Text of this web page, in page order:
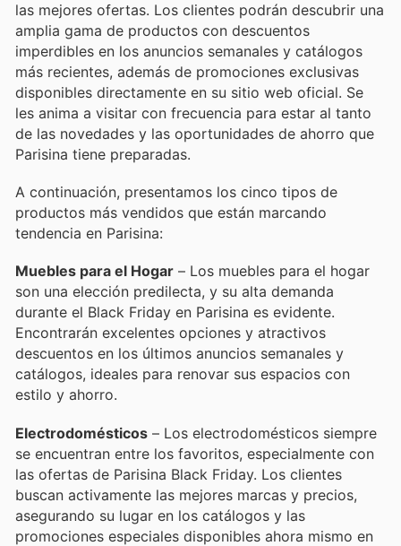
las mejores ofertas. Los clientes podrán descubrir una
amplia gama de productos con descuentos
imperdibles en los anuncios semanales y catálogos
más recientes, además de promociones exclusivas
disponibles directamente en su sitio web oficial. Se
les anima a visitar con frecuencia para estar al tanto
de las novedades y las oportunidades de ahorro que
Parisina tiene preparadas.
A continuación, presentamos los cinco tipos de
productos más vendidos que están marcando
tendencia en Parisina:
Muebles para el Hogar – Los muebles para el hogar
son una elección predilecta, y su alta demanda
durante el Black Friday en Parisina es evidente.
Encontrarán excelentes opciones y atractivos
descuentos en los últimos anuncios semanales y
catálogos, ideales para renovar sus espacios con
estilo y ahorro.
Electrodomésticos – Los electrodomésticos siempre
se encuentran entre los favoritos, especialmente con
las ofertas de Parisina Black Friday. Los clientes
buscan activamente las mejores marcas y precios,
asegurando su lugar en los catálogos y las
promociones especiales disponibles ahora mismo en